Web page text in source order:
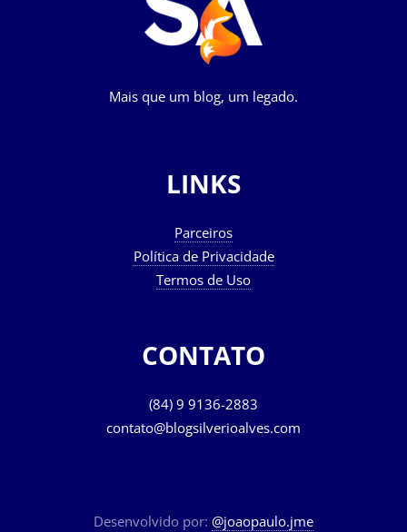
Mais que um blog, um legado.
LINKS
Parceiros
Política de Privacidade
Termos de Uso
CONTATO
(84) 9 9136-2883
contato@blogsilverioalves.com
Desenvolvido por: @joaopaulo.jme